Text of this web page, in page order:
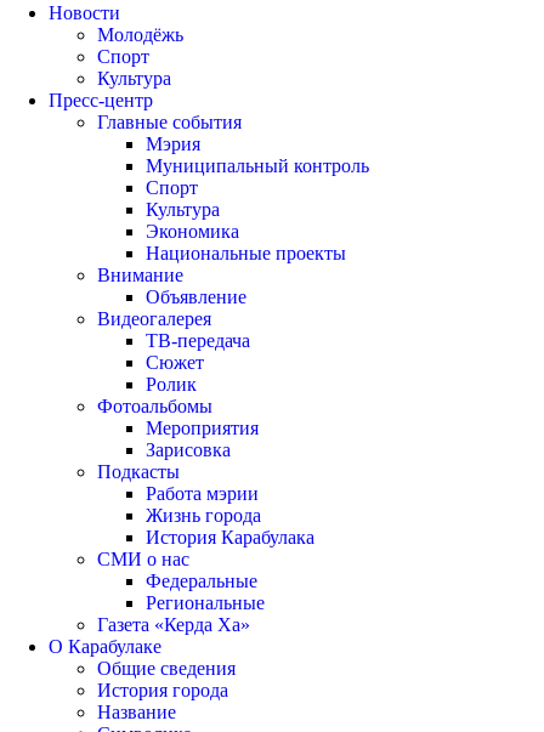
Новости
Молодёжь
Спорт
Культура
Пресс-центр
Главные события
Мэрия
Муниципальный контроль
Спорт
Культура
Экономика
Национальные проекты
Внимание
Объявление
Видеогалерея
ТВ-передача
Сюжет
Ролик
Фотоальбомы
Мероприятия
Зарисовка
Подкасты
Работа мэрии
Жизнь города
История Карабулака
СМИ о нас
Федеральные
Региональные
Газета «Керда Ха»
О Карабулаке
Общие сведения
История города
Название